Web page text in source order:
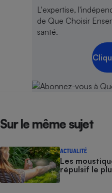
L'expertise,
de Que Choisir
santé.
Sur le même sujet
ACTUALITÉ
Les
répulsif le